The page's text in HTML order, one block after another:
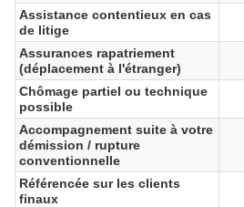
Assistance contentieux en cas
de litige
Assurances rapatriement
(déplacement à l'étranger)
Chômage partiel ou technique
possible
Accompagnement suite à votre
démission / rupture
conventionnelle
Référencée sur les clients
finaux